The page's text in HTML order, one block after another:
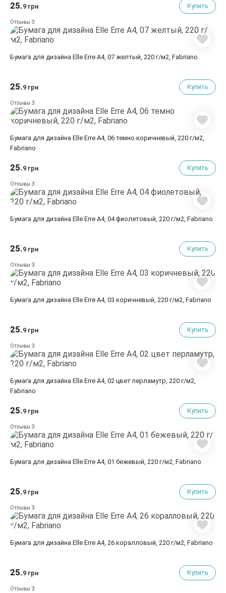
25.9 грн Купить
Отзывы 3
Бумага для дизайна Elle Erre A4, 07 желтый, 220 г/м2, Fabriano
25.9 грн Купить
Отзывы 3
Бумага для дизайна Elle Erre A4, 06 темно коричневый, 220 г/м2,
Fabriano
25.9 грн Купить
Отзывы 3
Бумага для дизайна Elle Erre A4, 04 фиолетовый, 220 г/м2, Fabriano
25.9 грн Купить
Отзывы 3
Бумага для дизайна Elle Erre A4, 03 коричневый, 220 г/м2, Fabriano
25.9 грн Купить
Отзывы 3
Бумага для дизайна Elle Erre A4, 02 цвет перламутр, 220 г/м2,
Fabriano
25.9 грн Купить
Отзывы 3
Бумага для дизайна Elle Erre A4, 01 бежевый, 220 г/м2, Fabriano
25.9 грн Купить
Отзывы 3
Бумага для дизайна Elle Erre A4, 26 коралловый, 220 г/м2, Fabriano
25.9 грн Купить
Отзывы 3